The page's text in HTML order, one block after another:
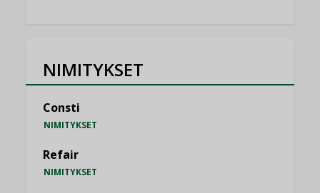
NIMITYKSET
Consti
NIMITYKSET
Refair
NIMITYKSET